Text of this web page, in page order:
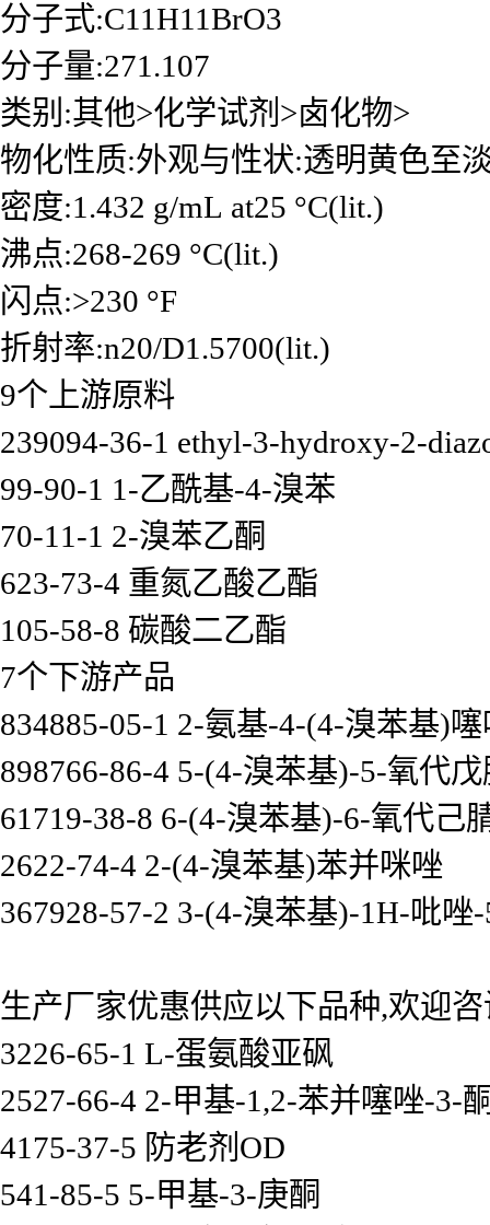
分子式:C11H11BrO3
分子量:271.107
类别:其他>化学试剂>卤化物>
物化性质:外观与性状:透明黄色至
密度:1.432 g/mL at25 °C(lit.)
沸点:268-269 °C(lit.)
闪点:>230 °F
折射率:n20/D1.5700(lit.)
9个上游原料
239094-36-1 ethyl-3-hydroxy-2-
99-90-1 1-乙酰基-4-溴苯
70-11-1 2-溴苯乙酮
623-73-4 重氮乙酸乙酯
105-58-8 碳酸二乙酯
7个下游产品
834885-05-1 2-氨基-4-(4-溴苯基)
898766-86-4 5-(4-溴苯基)-5-氧代戊
61719-38-8 6-(4-溴苯基)-6-氧代己
2622-74-4 2-(4-溴苯基)苯并咪唑
367928-57-2 3-(4-溴苯基)-1H-吡唑
生产厂家优惠供应以下品种,欢迎
3226-65-1 L-蛋氨酸亚砜
2527-66-4 2-甲基-1,2-苯并噻唑-3-
4175-37-5 防老剂OD
541-85-5 5-甲基-3-庚酮